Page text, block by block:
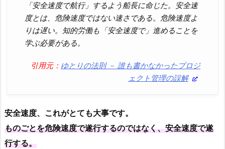
「安全速度で航行」するよう船長に命じた。安全速
度とは、危険速度ではない速さである。危険速度よ
りは遅い。知的労働も「安全速度で」進めることを
学ぶ必要がある。
引用元： ゆとりの法則 － 誰も書かなかったプロジ
ェクト管理の誤解
安全速度、これがとても大事です。
ものごとを危険速度で遂行するのではなく、安全速度で遂
行する。